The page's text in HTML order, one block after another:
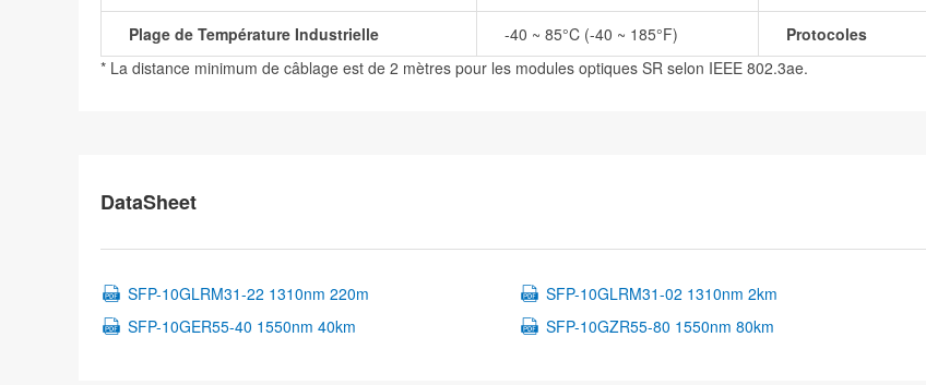
Plage de Température Industrielle -40 ~ 85°C (-40 ~ 185°F) Protocoles
* La distance minimum de câblage est de 2 mètres pour les modules optiques SR selon IEEE 802.3ae.
DataSheet
SFP-10GLRM31-22 1310nm 220m SFP-10GLRM31-02 1310nm 2km
SFP-10GER55-40 1550nm 40km
SFP-10GZR55-80 1550nm 80km